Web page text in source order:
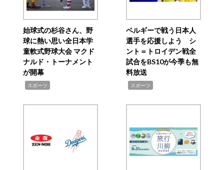
始球式の杉谷さん、野
球に熱い思い全日本学
童軟式野球大会 マクド
ナルド・トーナメント
が開幕
スポーツ
ベルギーで戦う日本人
選手を応援しよう シ
ント＝トロイデン戦全
試合をBS10が今季も無
料放送
スポーツ